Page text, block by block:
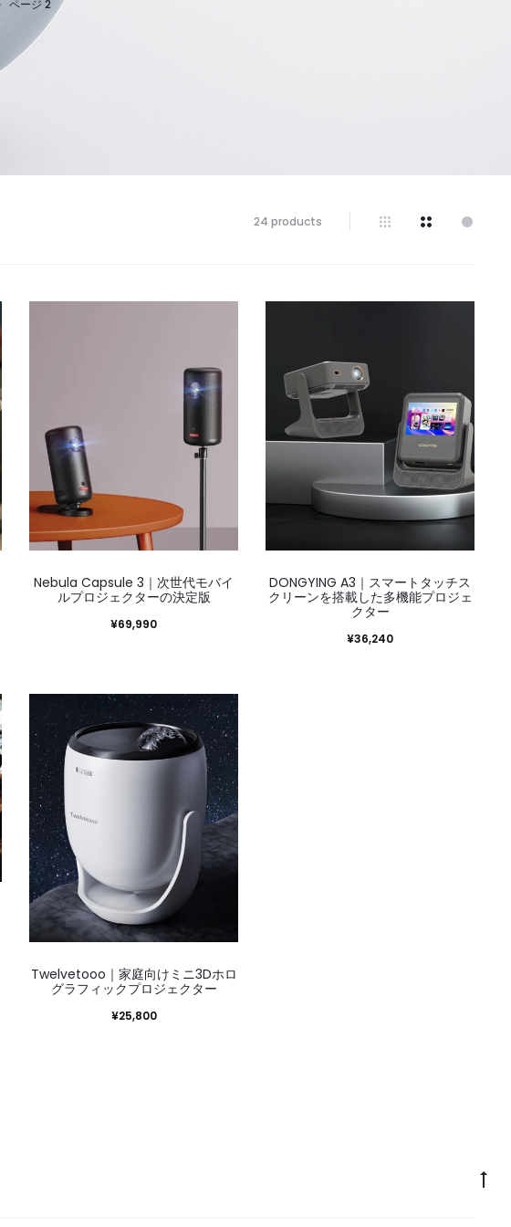
ページ 2
24 products結
示
し
て
い
ま
し
い
Nebula Capsule 3｜次世代モバイ
ルプロジェクターの決定版
¥69,990
DONGYING A3｜スマートタッチス
クリーンを搭載した多機能プロジェ
クター
¥36,240
Twelvetooo｜家庭向けミニ3Dホロ
グラフィックプロジェクター
¥25,800